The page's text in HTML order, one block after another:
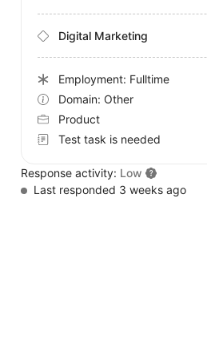
Digital Marketing
Employment: Fulltime
Domain: Other
Product
Test task is needed
Response activity: Low
Last responded 3 weeks ago